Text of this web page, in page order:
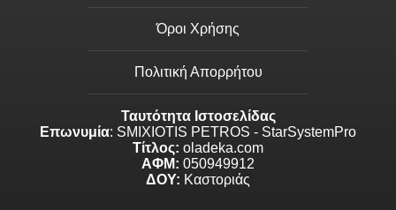
Όροι Χρήσης
Πολιτική Απορρήτου
Ταυτότητα Ιστοσελίδας
Επωνυμία: SMIXIOTIS PETROS - StarSystemPro
Τίτλος: oladeka.com
ΑΦΜ: 050949912
ΔΟΥ: Καστοριάς